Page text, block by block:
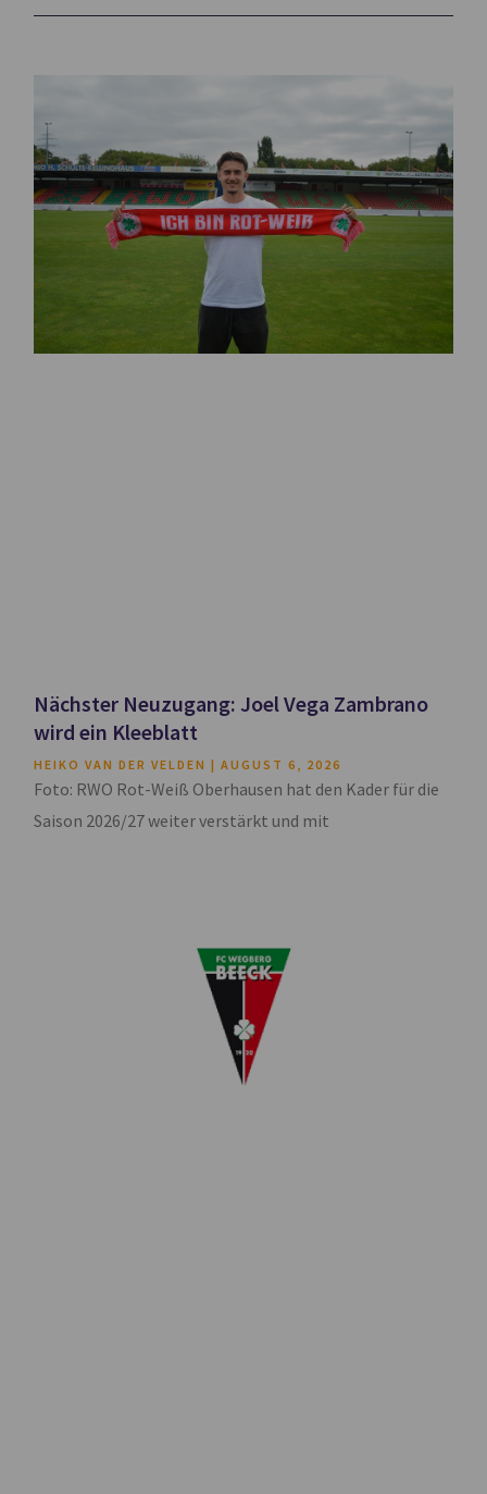
Nächster Neuzugang: Joel Vega Zambrano
wird ein Kleeblatt
HEIKO VAN DER VELDEN AUGUST 6, 2026
Foto: RWO Rot-Weiß Oberhausen hat den Kader für die
Saison 2026/27 weiter verstärkt und mit